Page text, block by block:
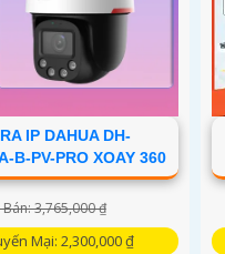
IP DAHUA DH-
B-PV-PRO XOAY 360
Bán: 3,765,000 ₫
Mại: 2,300,000 ₫